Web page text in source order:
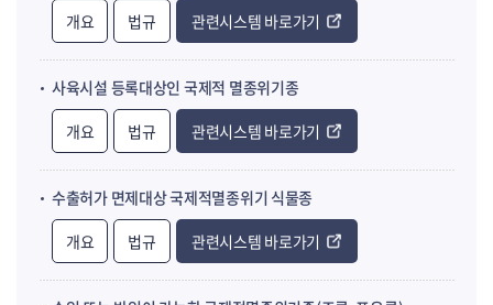
개요
법규 관련시스템 바로가기
사육시설 등록대상인 국제적 멸종위기종
개요
법규 관련시스템 바로가기
수출허가 면제대상 국제적멸종위기 식물종
개요
법규 관련시스템 바로가기